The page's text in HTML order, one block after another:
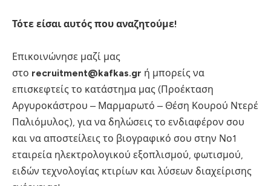
Τότε είσαι αυτός που αναζητούμε!
Επικοινώνησε μαζί μας
στο recruitment@kafkas.gr ή μπορείς να
επισκεφτείς το κατάστημα μας (Προέκταση
Αργυροκάστρου – Μαρμαρωτό – Θέση Κουρού Ντερέ
Παλιόμυλος), για να δηλώσεις το ενδιαφέρον σου
και να αποστείλεις το βιογραφικό σου στην Νο1
εταιρεία ηλεκτρολογικού εξοπλισμού, φωτισμού,
ειδών τεχνολογίας κτιρίων και λύσεων διαχείρισης